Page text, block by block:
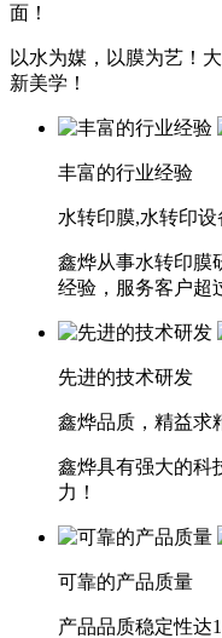
面！
以水为媒，以膜为艺！
新美学！
丰富的行业经验
水转印膜,水转印设
鑫烨从事水转印膜
经验，服务客户超
先进的技术研发
鑫烨品质，精益求
鑫烨具有强大的科
力！
可靠的产品质量
产品品质稳定性达